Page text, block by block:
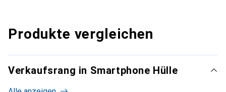
Produkte vergleichen
Verkaufsrang in Smartphone Hülle